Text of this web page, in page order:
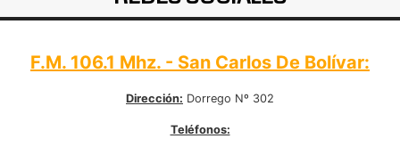
F.M. 106.1 Mhz. - San Carlos De Bolívar:
Dirección: Dorrego Nº 302
Teléfonos: